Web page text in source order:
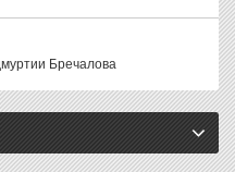
Бречалова